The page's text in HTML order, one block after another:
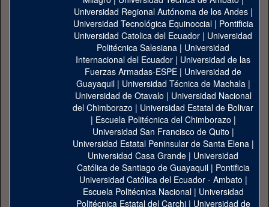
Universidad Regional Autónoma de los Andes|
Universidad Tecnológica Equinoccial| Pontificia
Universidad Catolica del Ecuador | Universidad
Politécnica Salesiana | Universidad
Internacional del Ecuador | Universidad de las
Fuerzas Armadas-ESPE | Universidad de
Guayaquil| Universidad Técnica de Machala|
Universidad de Otavalo | Universidad Nacional
del Chimborazo | Universidad Estatal de Bolivar
| Escuela Politécnica del Chimborazo |
Universidad San Francisco de Quito |
Universidad Estatal Peninsular de Santa Elena|
Universidad Casa Grande | Universidad
Católica de Santiago de Guayaquil| Pontificia
Universidad Católica del Ecuador - Ambato |
Escuela Politécnica Nacional| Universidad
Politécnica Estatal del Carchi| Universidad de